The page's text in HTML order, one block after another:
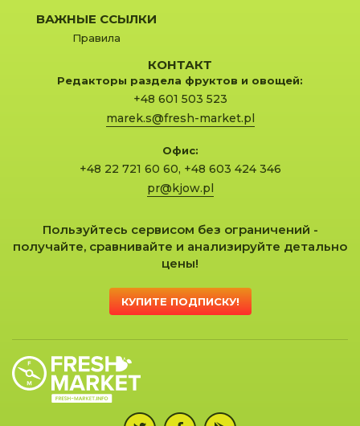
ВАЖНЫЕ ССЫЛКИ
Правила
КОНТАКТ
Редакторы раздела фруктов и овощей:
+48 601 503 523
marek.s@fresh-market.pl
Офис:
+48 22 721 60 60, +48 603 424 346
pr@kjow.pl
Пользуйтесь сервисом без ограничений -
получайте, сравнивайте и анализируйте детально
цены!
КУПИТЕ ПОДПИСКУ!